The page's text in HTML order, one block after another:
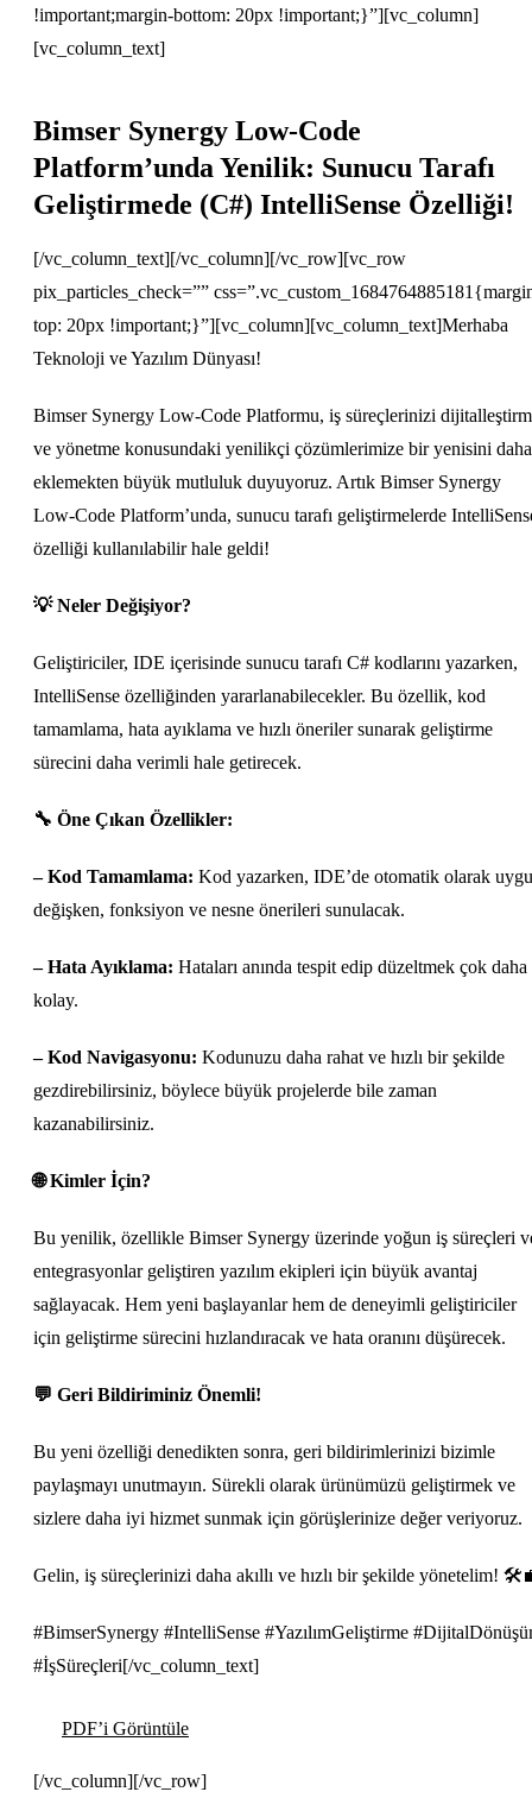
!important;margin-bottom: 20px !important;}”][vc_column]
[vc_column_text]
Bimser Synergy Low-Code
Platform’unda Yenilik: Sunucu Tarafı
Geliştirmede (C#) IntelliSense Özelliği!
[/vc_column_text][/vc_column][/vc_row][vc_row
pix_particles_check=””
top: 20px !important;}”][vc_column][vc_column_text]Merhaba
Teknoloji ve Yazılım Dünyası!
Bimser Synergy Low-Code Platformu, iş süreçlerinizi
ve yönetme konusundaki yenilikçi çözümlerimize bir yenisini daha
eklemekten büyük mutluluk duyuyoruz. Artık Bimser Synergy
Low-Code Platform’unda, sunucu tarafı geliştirmelerde
özelliği kullanılabilir hale geldi!
💡Neler Değişiyor?
Geliştiriciler, IDE içerisinde sunucu tarafı C# kodlarını yazarken,
IntelliSense özelliğinden yararlanabilecekler. Bu özellik, kod
tamamlama, hata ayıklama ve hızlı öneriler sunarak geliştirme
sürecini daha verimli hale getirecek.
🔧 Öne Çıkan Özellikler:
– Kod Tamamlama: Kod yazarken, IDE’de otomatik olarak
değişken, fonksiyon ve nesne önerileri sunulacak.
– Hata Ayıklama: Hataları anında tespit edip düzeltmek çok daha
kolay.
– Kod Navigasyonu: Kodunuzu daha rahat ve hızlı bir şekilde
gezdirebilirsiniz, böylece büyük projelerde bile zaman
kazanabilirsiniz.
🌐Kimler İçin?
Bu yenilik, özellikle Bimser Synergy üzerinde yoğun iş süreçleri
entegrasyonlar geliştiren yazılım ekipleri için büyük avantaj
sağlayacak. Hem yeni başlayanlar hem de deneyimli geliştiriciler
için geliştirme sürecini hızlandıracak ve hata oranını düşürecek.
💬 Geri Bildiriminiz Önemli!
Bu yeni özelliği denedikten sonra, geri bildirimlerinizi bizimle
paylaşmayı unutmayın. Sürekli olarak ürünümüzü geliştirmek ve
sizlere daha iyi hizmet sunmak için görüşlerinize değer veriyoruz.
Gelin, iş süreçlerinizi daha akıllı ve hızlı bir şekilde yönetelim!
#BimserSynergy #IntelliSense #YazılımGeliştirme
#İşSüreçleri[/vc_column_text]
PDF’i Görüntüle
[/vc_column][/vc_row]